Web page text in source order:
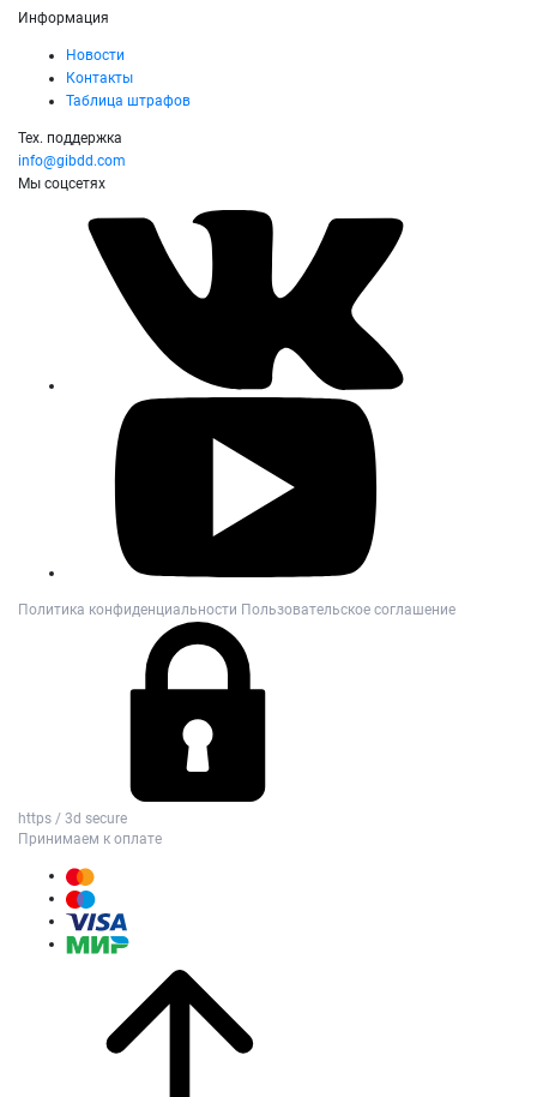
Информация
Новости
Контакты
Таблица штрафов
Тех. поддержка
info@gibdd.com
Мы соцсетях
Политика конфиденциальности Пользовательское соглашение
https / 3d secure
Принимаем к оплате